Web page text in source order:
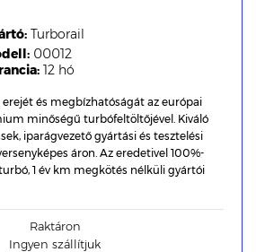
12 hó
00012
Turborail
és megbízhatóságát az európai
minőségű turbófeltöltőjével. Kiváló
iparágvezető gyártási és tesztelési
áron. Az eredetivel 100%-
1 év km megkötés nélküli gyártói
Raktáron
Ingyen szállítjuk